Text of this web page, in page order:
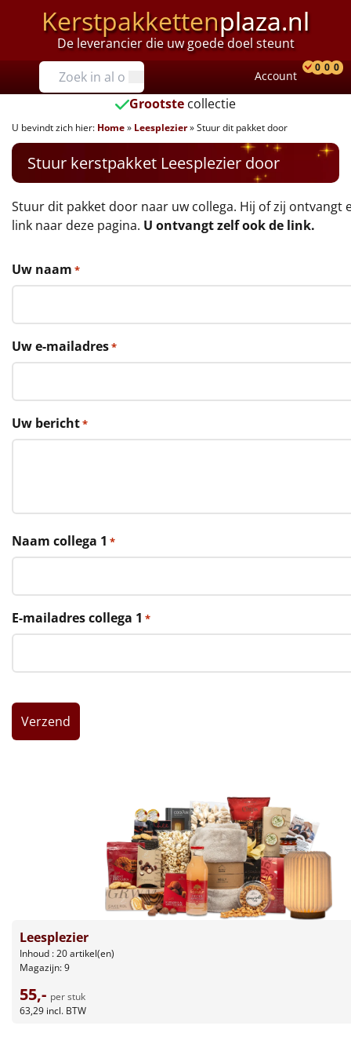
Kerstpakkettenplaza.nl
De leverancier die uw goede doel steunt
Prijzen
Tot €25
€25 tot €35
€35 tot €40
€40 tot €45
€50 tot €55
€55 tot €75
€75 tot €100
€100 en hoger
Alle kerstpakketten 2026
Rituals
Mannen
Leuke
Pizzarette
Tas
Account
0 0 0
Grootste collectie
U bevindt zich hier: Home» Leesplezier»Stuur dit pakket door
Stuur kerstpakket Leesplezier door
Stuur dit pakket door naar uw collega. Hij of zij ontvangt
link naar deze pagina. U ontvangt zelf ook de link.
Uw naam *
Uw e-mailadres*
Uw bericht*
Naam collega 1 *
E-mailadres collega 1 *
Leesplezier
Inhoud : 20 artikel(en)
Magazijn: 9
55,- per stuk
63,29 incl. BTW